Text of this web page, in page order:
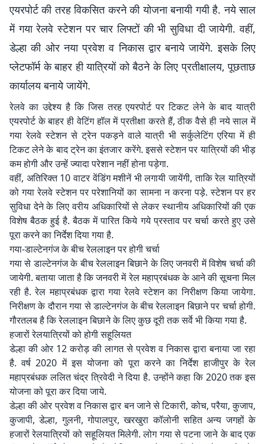
एयरपोर्ट की तरह विकसित करने की योजना बनायी गयी है. नये साल
में गया रेलवे स्टेशन पर चार लिफ्टों की भी सुविधा दी जायेगी. वहीं,
डेल्हा की ओर नया प्रवेश व निकास द्वार बनाये जायेंगे. इसके लिए
प्लेटफॉर्म के बाहर ही यात्रियों को बैठने के लिए प्रतीक्षालय, पूछताछ
कार्यालय बनाये जायेंगे.
रेलवे का उद्देश्य है कि जिस तरह एयरपोर्ट पर टिकट लेने के बाद यात्री
एयरपोर्ट के बाहर ही वेटिंग हॉल में प्रतीक्षा करते हैं, ठीक वैसे ही नये साल में
गया रेलवे स्टेशन से ट्रेन पकड़ने वाले यात्री भी सर्कुलेटिंग एरिया में ही
टिकट लेने के बाद ट्रेन का इंतजार करेंगे. इससे स्टेशन पर यात्रियों की भीड़
कम होगी और उन्हें ज्यादा परेशान नहीं होना पड़ेगा.
वहीं, अतिरिक्त 10 वाटर वेंडिंग मशीनें भी लगायी जायेंगी, ताकि रेल यात्रियों
को गया रेलवे स्टेशन पर परेशानियों का सामना न करना पड़े. स्टेशन पर हर
सुविधा देने के लिए वरीय अधिकारियों से लेकर स्थानीय अधिकारियों की एक
विशेष बैठक हुई है. बैठक में पारित किये गये प्रस्ताव पर चर्चा करते हुए उसे
पूरा करने का निर्देश दिया गया है.
गया-डाल्टेनगंज के बीच रेललाइन पर होगी चर्चा
गया से डाल्टेनगंज के बीच रेललाइन बिछाने के लिए जनवरी में विशेष चर्चा की
जायेगी. बताया जाता है कि जनवरी में रेल महाप्रबंधक के आने की सूचना मिल
रही है. रेल महाप्रबंधक द्वारा गया रेलवे स्टेशन का निरीक्षण किया जायेगा.
निरीक्षण के दौरान गया से डाल्टेनगंज के बीच रेललाइन बिछाने पर चर्चा होगी.
गौरतलब है कि रेललाइन बिछाने के लिए कुछ दूरी तक सर्वे भी किया गया है.
हजारों रेलयात्रियों को होगी सहूलियत
डेल्हा की ओर 12 करोड़ की लागत से प्रवेश व निकास द्वारा बनाया जा रहा
है. वर्ष 2020 में इस योजना को पूरा करने का निर्देश हाजीपुर के रेल
महाप्रबंधक ललित चंद्र त्रिवेदी ने दिया है. उन्होंने कहा कि 2020 तक इस
योजना को पूरा कर दिया जाये.
डेल्हा की ओर प्रवेश व निकास द्वार बन जाने से टिकारी, कोच, परैया, कुजाप,
कुजापी, डेल्हा, गुलनी, गोपालपुर, खरखुरा कॉलोनी सहित अन्य जगहों के
हजारों रेलयात्रियों को सहूलियत मिलेगी. लोग गया से पटना जाने के बाद एक